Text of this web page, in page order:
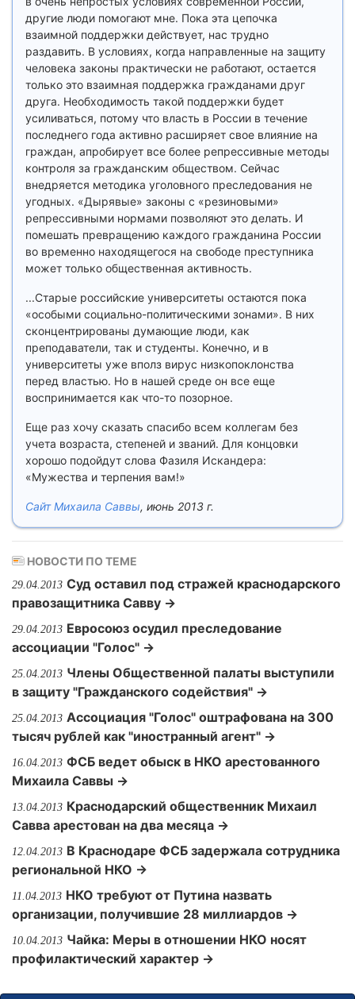
другие люди помогают мне. Пока эта цепочка
взаимной поддержки действует, нас трудно
раздавить. В условиях, когда направленные на защиту
человека законы практически не работают, остается
только это взаимная поддержка гражданами друг
друга. Необходимость такой поддержки будет
усиливаться, потому что власть в России в течение
последнего года активно расширяет свое влияние на
граждан, апробирует все более репрессивные методы
контроля за гражданским обществом. Сейчас
внедряется методика уголовного преследования не
угодных. «Дырявые» законы с «резиновыми»
репрессивными нормами позволяют это делать. И
помешать превращению каждого гражданина России
во временно находящегося на свободе преступника
может только общественная активность.
...Старые российские университеты остаются пока
«особыми социально-политическими зонами». В них
сконцентрированы думающие люди, как
преподаватели, так и студенты. Конечно, и в
университеты уже вполз вирус низкопоклонства
перед властью. Но в нашей среде он все еще
воспринимается как что-то позорное.
Еще раз хочу сказать спасибо всем коллегам без
учета возраста, степеней и званий. Для концовки
хорошо подойдут слова Фазиля Искандера:
«Мужества и терпения вам!»
Сайт Михаила Саввы, июнь 2013 г.
НОВОСТИ ПО ТЕМЕ
29.04.2013 Суд оставил под стражей краснодарского
правозащитника Савву →
29.04.2013 Евросоюз осудил преследование
ассоциации "Голос" →
25.04.2013 Члены Общественной палаты выступили
в защиту "Гражданского содействия" →
25.04.2013 Ассоциация "Голос" оштрафована на 300
тысяч рублей как "иностранный агент" →
16.04.2013 ФСБ ведет обыск в НКО арестованного
Михаила Саввы →
13.04.2013 Краснодарский общественник Михаил
Савва арестован на два месяца →
12.04.2013 В Краснодаре ФСБ задержала сотрудника
региональной НКО →
11.04.2013 НКО требуют от Путина назвать
организации, получившие 28 миллиардов →
10.04.2013 Чайка: Меры в отношении НКО носят
профилактический характер →